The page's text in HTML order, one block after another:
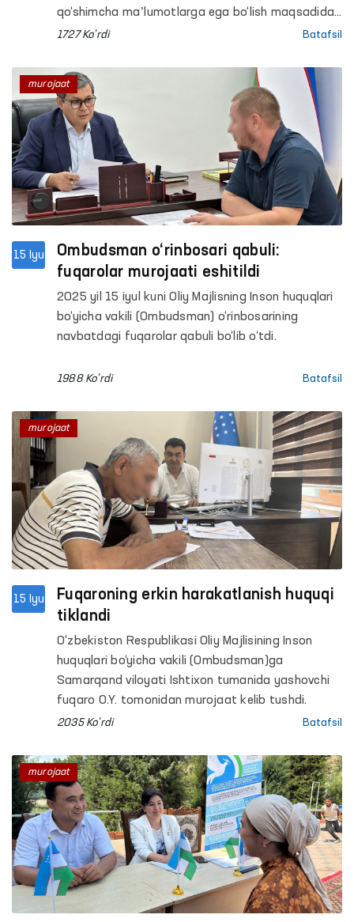
qo‘shimcha maʼlumotlarga ega bo‘lish maqsadida
uning hududlardagi mintaqaviy vakillari tomonidan
1727 Ko'rdi Batafsil
15 Iyu
Ombudsman o‘rinbosari qabuli:
fuqarolar murojaati eshitildi
2025 yil 15 iyul kuni Oliy Majlisning Inson huquqlari
bo‘yicha vakili (Ombudsman) o‘rinbosarining
navbatdagi fuqarolar qabuli bo‘lib o‘tdi.
1988 Ko'rdi Batafsil
murojaat
15 Iyu
Fuqaroning erkin harakatlanish huquqi
tiklandi
O‘zbekiston Respublikasi Oliy Majlisining Inson
huquqlari bo‘yicha vakili (Ombudsman)ga
Samarqand viloyati Ishtixon tumanida yashovchi
fuqaro O.Y. tomonidan murojaat kelib tushdi.
2035 Ko'rdi Batafsil
murojaat
murojaat